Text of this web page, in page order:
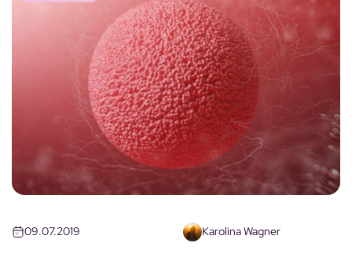
09.07.2019 Karolina Wagner